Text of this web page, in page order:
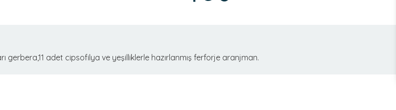
adet cipsofilya ve yeşilliklerle hazırlanmış ferforje aranjman.